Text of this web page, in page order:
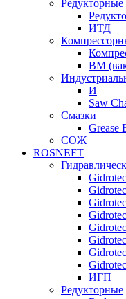
Редукторные
ИТД
ВМ
И
Saw
Смазки
Grease
СОЖ
ROSNEFT
ИГП
Редукторные